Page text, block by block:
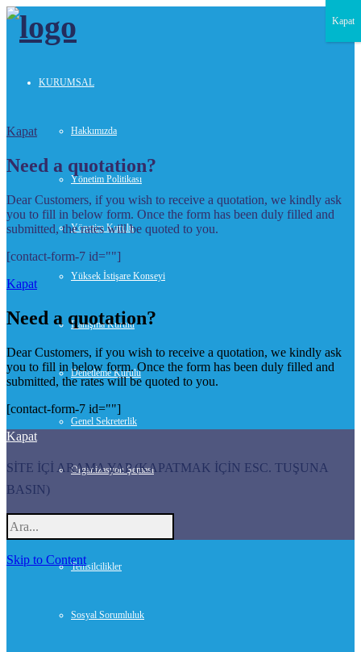
KURUMSAL
Hakkımızda
Yönetim Politikası
Yönetim Kurulu
Yüksek İstişare Konseyi
Danışma Kurulu
Denetleme Kurulu
Genel Sekreterlik
Organizasyon Şeması
Danışmanlar
Temsilcilikler
Sosyal Sorumluluk
Kapat
Need a quotation?
Dear Customers, if you wish to receive a quotation, we kindly ask
you to fill in below form. Once the form has been duly filled and
submitted, the rates will be quoted to you.
[contact-form-7 id=""]
Kapat
Need a quotation?
Dear Customers, if you wish to receive a quotation, we kindly ask
you to fill in below form. Once the form has been duly filled and
submitted, the rates will be quoted to you.
[contact-form-7 id=""]
Kapat
SİTE İÇİ ARAMA YAP (KAPATMAK İÇİN ESC. TUŞUNA
BASIN)
Skip to Content
Kapat